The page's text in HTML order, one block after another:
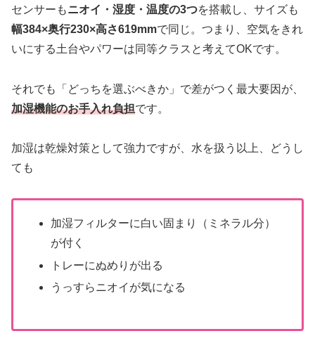
センサーもニオイ・湿度・温度の3つを搭載し、サイズも
幅384×奥行230×高さ619mmで同じ。つまり、空気をきれ
いにする土台やパワーは同等クラスと考えてOKです。
それでも「どっちを選ぶべきか」で差がつく最大要因が、
加湿機能のお手入れ負担です。
加湿は乾燥対策として強力ですが、水を扱う以上、どうし
ても
加湿フィルターに白い固まり（ミネラル分）
が付く
トレーにぬめりが出る
うっすらニオイが気になる